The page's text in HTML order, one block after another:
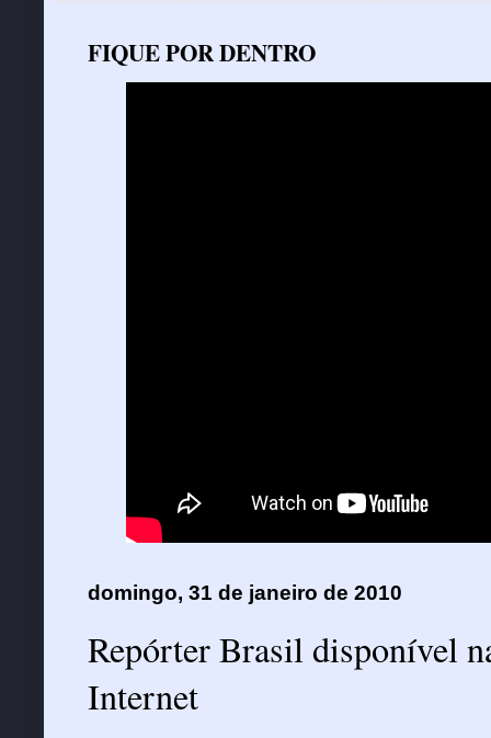
FIQUE POR DENTRO
domingo, 31 de janeiro de 2010
Repórter Brasil disponível
Internet